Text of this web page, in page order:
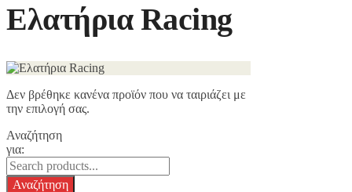
Ελατήρια Racing
Δεν βρέθηκε κανένα προϊόν που να ταιριάζει με
την επιλογή σας.
Αναζήτηση
για: